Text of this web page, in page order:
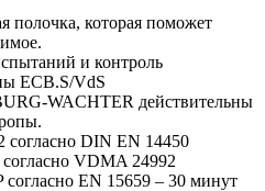
полочка, которая поможет
и контроль
ECB.S/VdS
WACHTER действительны
согласно DIN EN 14450
VDMA 24992
согласно EN 15659 – 30 минут